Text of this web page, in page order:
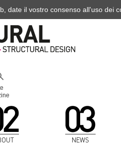
NEWS
date il vostro consenso all'uso